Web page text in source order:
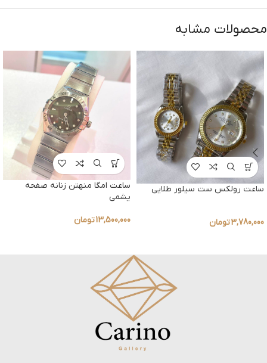
محصولات مشابه
ساعت رولکس ست سیلور طلایی
3,780,000تومان
ساعت امگا منهتن زنانه صفحه
یشمی
13,500,000تومان